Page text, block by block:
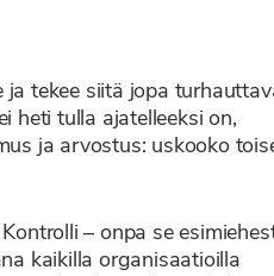
tekee siitä jopa
heti tulla ajatelleeksi on,
ja arvostus: uskooko
– onpa se
kaikilla organisaatioilla